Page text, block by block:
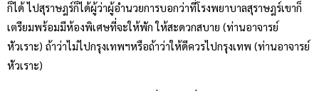
ก็ได้ ไปสุราษฎร์ก็ได้ผู้ว่าผู้อำนวยการบอกว่าที่โรงพยาบาลสุราษฎร์เขาก็
เตรียมพร้อมมีห้องพิเศษที่จะให้พัก ให้สะดวกสบาย (ท่านอาจารย์
หัวเราะ) ถ้าว่าไม่ไปกรุงเทพฯหรือถ้าว่าให้ดีควรไปกรุงเทพ (ท่านอาจารย์
หัวเราะ)